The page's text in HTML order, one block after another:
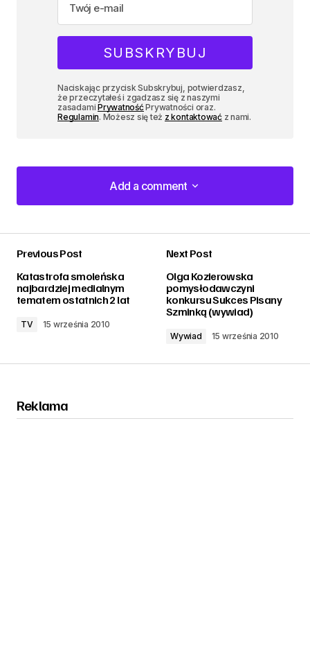
Naciskając przycisk Subskrybuj, potwierdzasz,
że przeczytałeś i zgadzasz się z naszymi
zasadamiPrywatnośćPrywatności oraz.
Regulamin. Możesz się też z kontaktowaćz nami.
Add a comment
Add a comment
Previous Post
Katastrofa smoleńska
najbardziej medialnym
tematem ostatnich 2 lat
TV 15 września 2010
Next Post
Olga Kozierowska
pomysłodawczyni
konkursu Sukces Pisany
Szminką (wywiad)
Wywiad 15 września 2010
Reklama